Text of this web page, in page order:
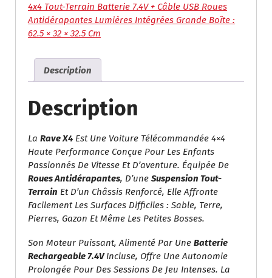
Voiture
RC
Tout-
4x4
Rechargeable
4x4 Tout-Terrain Batterie 7.4V + Câble USB Roues
Antidérapantes Lumières Intégrées Grande Boîte :
62.5 × 32 × 32.5 Cm
Description
Description
La Rave X4 Est Une Voiture Télécommandée 4×4
Haute Performance Conçue Pour Les Enfants
Passionnés De Vitesse Et D’aventure. Équipée De
Roues Antidérapantes, D’une Suspension Tout-
Terrain Et D’un Châssis Renforcé, Elle Affronte
Facilement Les Surfaces Difficiles : Sable, Terre,
Pierres, Gazon Et Même Les Petites Bosses.
Son Moteur Puissant, Alimenté Par Une Batterie
Rechargeable 7.4VIncluse, Offre Une Autonomie
Prolongée Pour Des Sessions De Jeu Intenses. La